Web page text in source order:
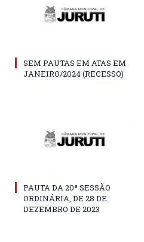
SEM PAUTAS EM ATAS EM
JANEIRO/2024 (RECESSO)
PAUTA DA 20ª SESSÃO
ORDINÁRIA, DE 28 DE
DEZEMBRO DE 2023